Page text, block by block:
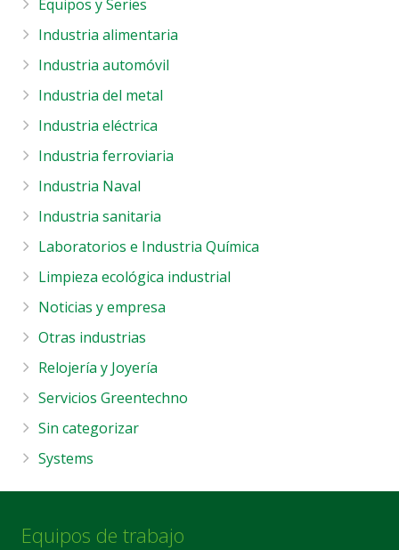
Equipos y Series
Industria alimentaria
Industria automóvil
Industria del metal
Industria eléctrica
Industria ferroviaria
Industria Naval
Industria sanitaria
Laboratorios e Industria Química
Limpieza ecológica industrial
Noticias y empresa
Otras industrias
Relojería y Joyería
Servicios Greentechno
Sin categorizar
Systems
Equipos de trabajo